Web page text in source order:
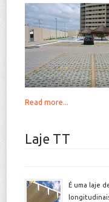
Read more...
Laje TT
É uma laje